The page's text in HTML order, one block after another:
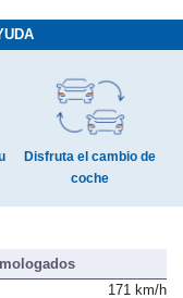
Disfruta el cambio de
coche
171 km/h